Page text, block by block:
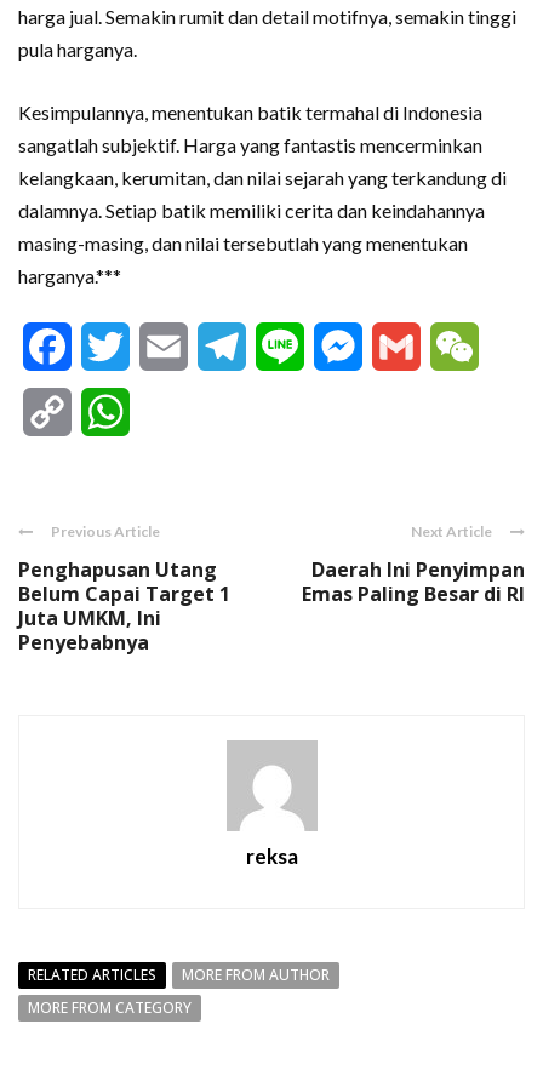
harga jual. Semakin rumit dan detail motifnya, semakin tinggi
pula harganya.
Kesimpulannya, menentukan batik termahal di Indonesia
sangatlah subjektif. Harga yang fantastis mencerminkan
kelangkaan, kerumitan, dan nilai sejarah yang terkandung di
dalamnya. Setiap batik memiliki cerita dan keindahannya
masing-masing, dan nilai tersebutlah yang menentukan
harganya.***
FacebookTwitter Email Telegram
Line Messenger
Gmail
Copy
Previous Article
Penghapusan Utang
Belum Capai Target 1
Juta UMKM, Ini
Penyebabnya
Next Article
Daerah Ini Penyimpan
Emas Paling Besar di RI
reksa
RELATED ARTICLES
MORE FROM AUTHOR
MORE FROM CATEGORY